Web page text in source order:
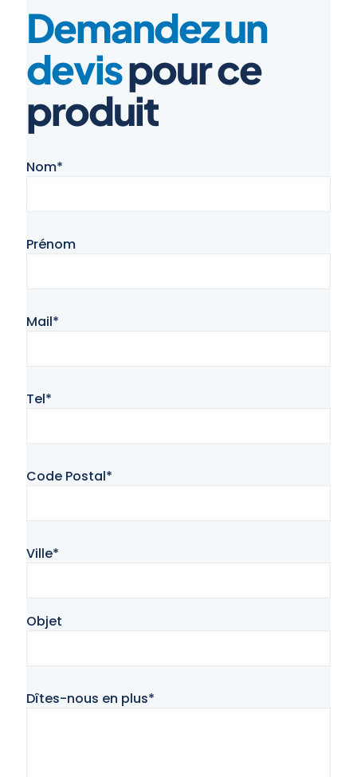
Demandez un
devispour ce
produit
Nom*
Prénom
Mail*
Tel*
Code Postal*
Ville*
Objet
Dîtes-nous en plus*